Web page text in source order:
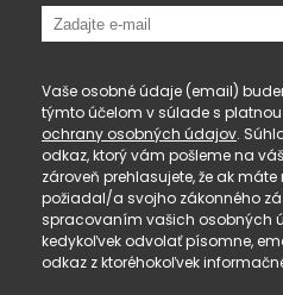
Vaše osobné údaje (email)
týmto účelom v súlade s
ochrany osobných údajov.
odkaz, ktorý vám pošleme na
zároveň prehlasujete, že ak máte
požiadal/a svojho zákonného
spracovaním vašich osobných
kedykoľvek odvolať písomne,
odkaz z ktoréhokoľvek